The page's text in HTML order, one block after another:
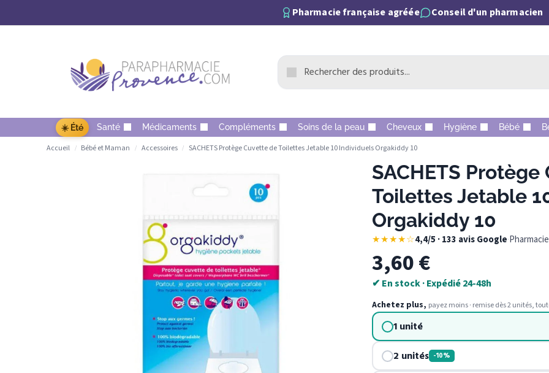
Pharmacie française agréée Conseil d'un pharmacien
☀️ Été Santé Médicaments Compléments Soins de la peau Cheveux Hygiène Bébé
Accueil / Bébé et Maman / Accessoires / SACHETS Protège Cuvette de Toilettes Jetable 10 Individuels Orgakiddy 10
SACHETS
Toilettes Jetable
Orgakiddy 10
★★★★☆4,4/5 · 133 avis Google·
3,60€
✔ En stock · Expédié 24-48h
Achetez plus, payez moins · remise dès 2 unités,
1 unité
2 unités -10%